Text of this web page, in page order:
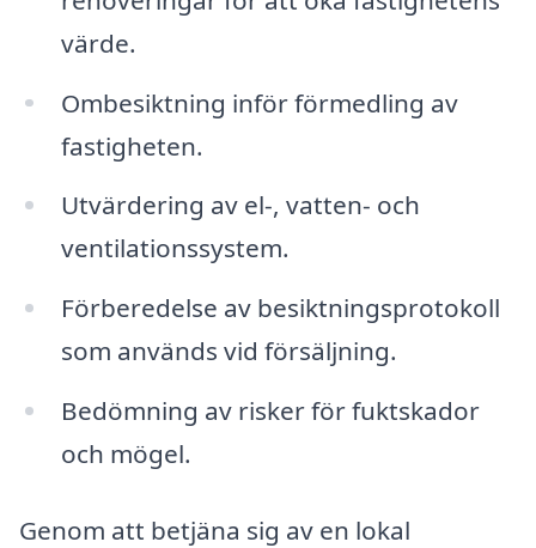
värde.
Ombesiktning inför förmedling av
fastigheten.
Utvärdering av el-, vatten- och
ventilationssystem.
Förberedelse av besiktningsprotokoll
som används vid försäljning.
Bedömning av risker för fuktskador
och mögel.
Genom att betjäna sig av en lokal